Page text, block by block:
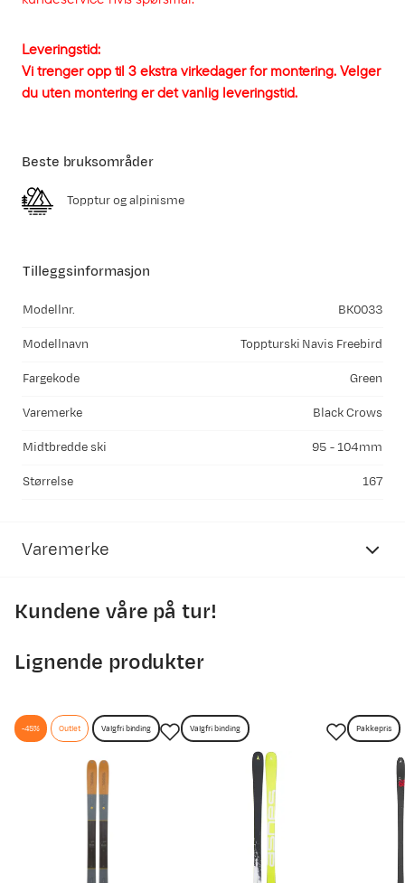
Leveringstid:
Vi trenger opp til 3 ekstra virkedager for montering. Velger
du uten montering er det vanlig leveringstid.
Tilleggsinformasjon
Modellnr. BK0033
Modellnavn Toppturski Navis Freebird
Fargekode Green
Varemerke Black Crows
Midtbredde ski 95 - 104mm
Størrelse 167
Beste bruksområder
Topptur og alpinisme
Varemerke
Kundene våre på tur!
Lignende produkter
-45% Outlet Valgfri binding Valgfri binding Pakkepris